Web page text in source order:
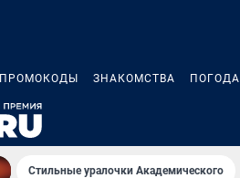
ПРОМОКОДЫ ЗНАКОМСТВА ПОГОДА
Стильные уралочки Академического